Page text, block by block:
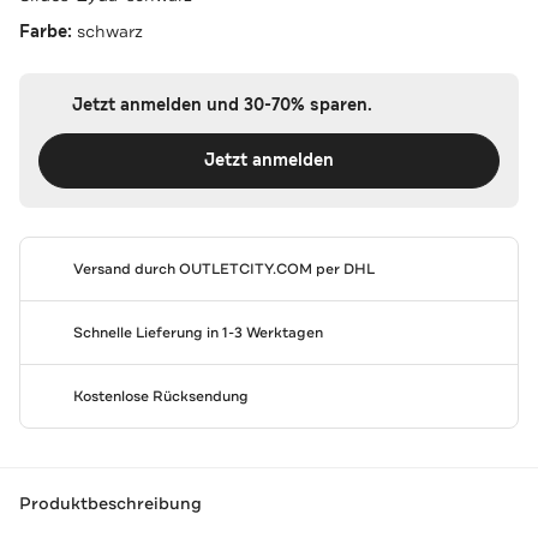
Farbe: schwarz
Jetzt anmelden und 30-70% sparen.
Jetzt anmelden
Versand durchOUTLETCITY.COM per DHL
Schnelle Lieferung in 1-3 Werktagen
Kostenlose Rücksendung
Produktbeschreibung